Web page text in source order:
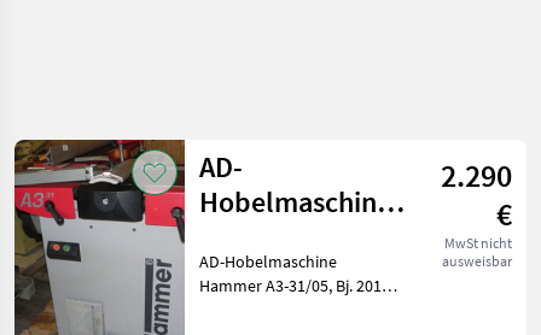
AD-
Hobelmaschine
31/05 gebraucht
2.290
€
MwSt nicht
ausweisbar
AD-Hobelmaschine
Hammer A3-31/05, Bj. 2011,